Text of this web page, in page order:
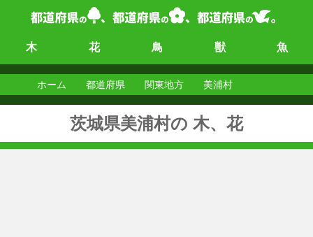
木 花 鳥 獣 魚
ホーム 都道府県 関東地方 美浦村
茨城県美浦村の 木、花